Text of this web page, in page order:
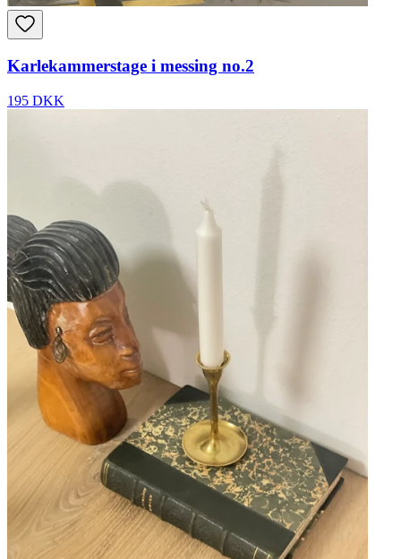
Karlekammerstage i messing no.2
195 DKK